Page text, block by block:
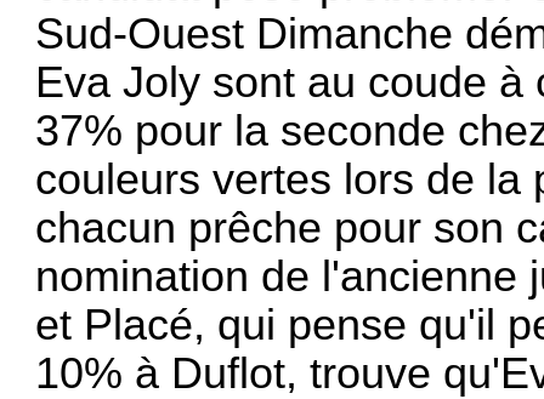
Sud-Ouest Dimanche
Eva Joly sont au coude
37% pour la seconde
couleurs vertes lors de la
chacun prêche pour son
nomination de l'ancienne
et Placé, qui pense qu'il
10% à Duflot, trouve